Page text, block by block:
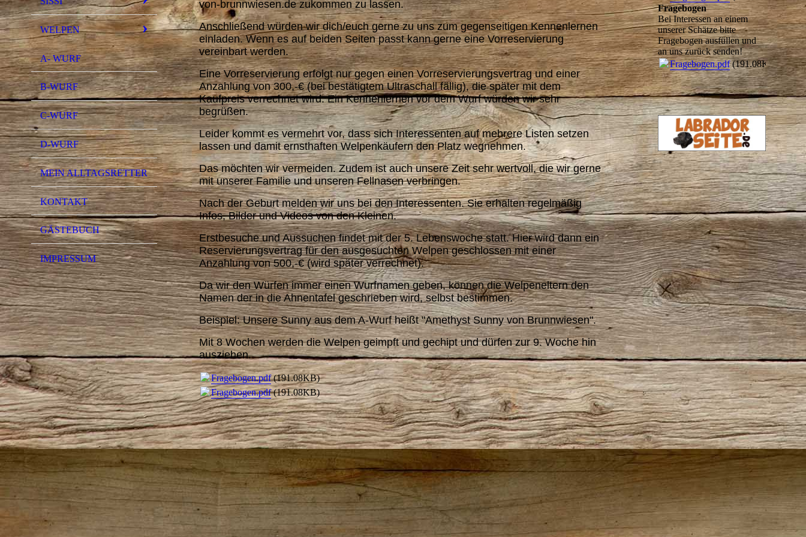
WELPEN
A- WURF
B-WURF
C-WURF
D-WURF
MEIN ALLTAGSRETTER
KONTAKT
GÄSTEBUCH
IMPRESSUM
von-brunnwiesen.de zukommen zu lassen.
Anschließend würden wir dich/euch gerne zu uns zum gegenseitigen Kennenlernen
einladen. Wenn es auf beiden Seiten passt kann gerne eine Vorreservierung
vereinbart werden.
Eine Vorreservierung erfolgt nur gegen einen Vorreservierungsvertrag und einer
Anzahlung von 300,-€ (bei bestätigtem Ultraschall fällig), die später mit dem
Kaufpreis verrechnet wird. Ein Kennenlernen vor dem Wurf würden wir sehr
begrüßen.
Leider kommt es vermehrt vor, dass sich Interessenten auf mehrere Listen setzen
lassen und damit ernsthaften Welpenkäufern den Platz wegnehmen.
Das möchten wir vermeiden. Zudem ist auch unsere Zeit sehr wertvoll, die wir gerne
mit unserer Familie und unseren Fellnasen verbringen.
Nach der Geburt melden wir uns bei den Interessenten. Sie erhalten regelmäßig
Infos, Bilder und Videos von den Kleinen.
Erstbesuche und Aussuchen findet mit der 5. Lebenswoche statt. Hier wird dann ein
Reservierungsvertrag für den ausgesuchten Welpen geschlossen mit einer
Anzahlung von 500,-€ (wird später verrechnet).
Da wir den Würfen immer einen Wurfnamen geben, können die Welpeneltern den
Namen der in die Ahnentafel geschrieben wird, selbst bestimmen.
Beispiel: Unsere Sunny aus dem A-Wurf heißt "Amethyst Sunny von Brunnwiesen".
Mit 8 Wochen werden die Welpen geimpft und gechipt und dürfen zur 9. Woche hin
ausziehen.
Fragebogen.pdf(191.08KB)
Fragebogen.pdf(191.08KB)
Fragebogen
Bei Interessen an einem
unserer Schätze bitte
Fragebogen ausfüllen und
an uns zurück senden!
Fragebogen.pdf(191.08KB)